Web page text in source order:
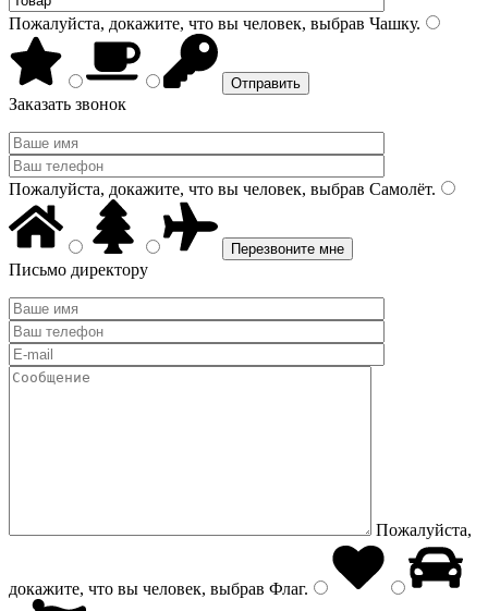
Пожалуйста, докажите, что вы человек, выбрав Чашку.
Заказать звонок
Пожалуйста, докажите, что вы человек, выбрав Самолёт.
Письмо директору
Пожалуйста,
докажите, что вы человек, выбрав Флаг.